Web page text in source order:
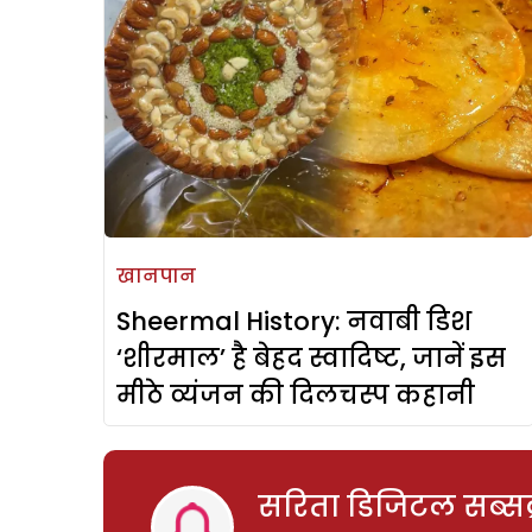
खानपान
Sheermal History: नवाबी डिश
‘शीरमाल’ है बेहद स्वादिष्ट, जानें इस
मीठे व्यंजन की दिलचस्प कहानी
सरिता डिजिटल